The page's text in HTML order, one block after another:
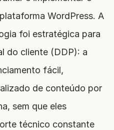
WordPress. A
foi estratégica para
do cliente (DDP): a
fácil,
de conteúdo por
sem que eles
técnico constante